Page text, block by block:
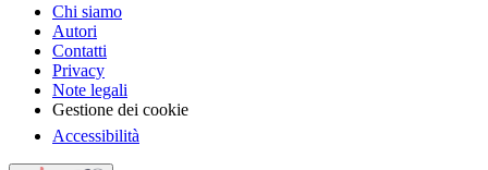
Chi siamo
Autori
Contatti
Privacy
Note legali
Gestione dei cookie
Accessibilità